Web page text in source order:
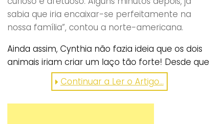
sabia que iria encaixar-se perfeitamente na
nossa família”, contou a norte-americana.
Ainda assim, Cynthia não fazia ideia que os dois
animais iriam criar um laço tão forte! Desde que
se conheceram, Henry e Baloo tornaram-se os
melhores amigos e vão juntos para todo o lado!
Continuar a Ler o Artigo...